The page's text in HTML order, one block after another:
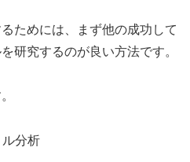
ためには、まず他の成功して
研究するのが良い方法です。
分析